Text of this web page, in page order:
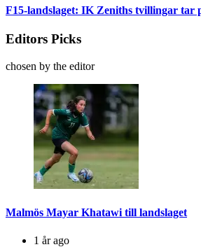
F15-landslaget: IK Zeniths tvillingar tar
Editors Picks
chosen by the editor
Malmös Mayar Khatawi till landslaget
1 år ago